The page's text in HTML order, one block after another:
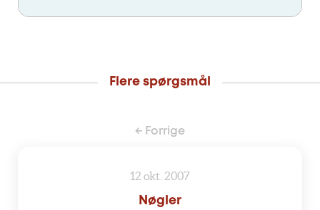
Flere spørgsmål
← Forrige
12 okt. 2007
Nøgler